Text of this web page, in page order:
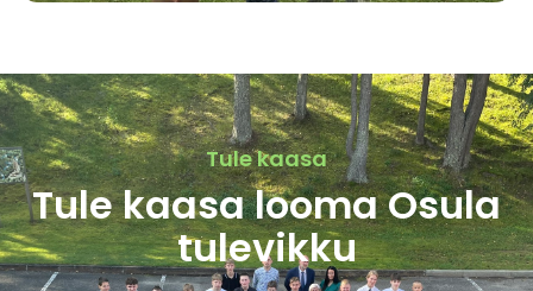
Tule kaasa
Tule kaasa looma Osula
tulevikku